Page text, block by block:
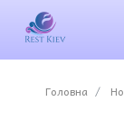
Головна